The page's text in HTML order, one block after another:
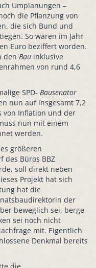
Umplanungen –
die Pflanzung von
die sich Bund und
So waren im Jahr
Euro beziffert worden.
den Bau inklusive
von rund 4,6
SPD- Bausenator
nun auf insgesamt 7,2
von Inflation und der
nun mit einem
werden.
größeren
des Büros BBZ
soll direkt neben
Projekt hat sich
hat die
der
beweglich sei, berge
sei noch nicht
mit. Eigentlich
Denkmal bereits